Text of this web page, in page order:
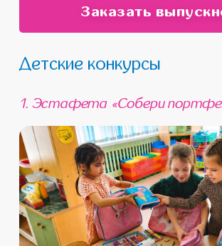
Заказать
Детские конкурсы
1. Эстафета «Собери